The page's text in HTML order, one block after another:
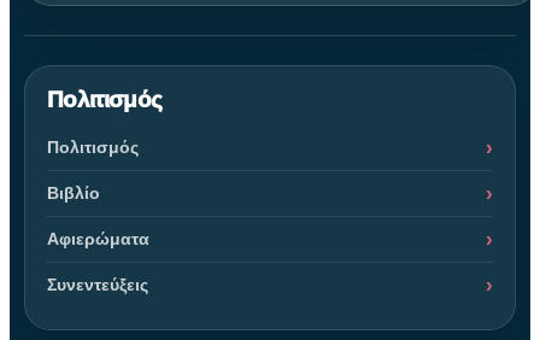
Πολιτισμός
Πολιτισμός
Βιβλίο
Αφιερώματα
Συνεντεύξεις